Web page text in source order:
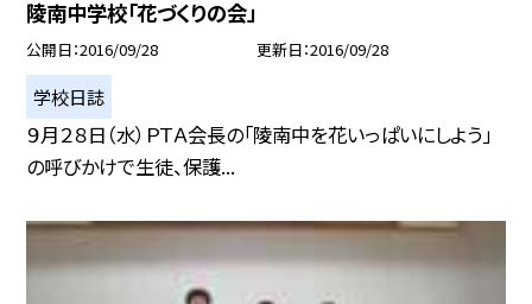
陵南中学校「花づくりの会」
公開日 2016/09/28 更新日 2016/09/28
学校日誌
９月２８日（水）ＰＴＡ会長の「陵南中を花いっぱいにしよう」
の呼びかけで生徒、保護...